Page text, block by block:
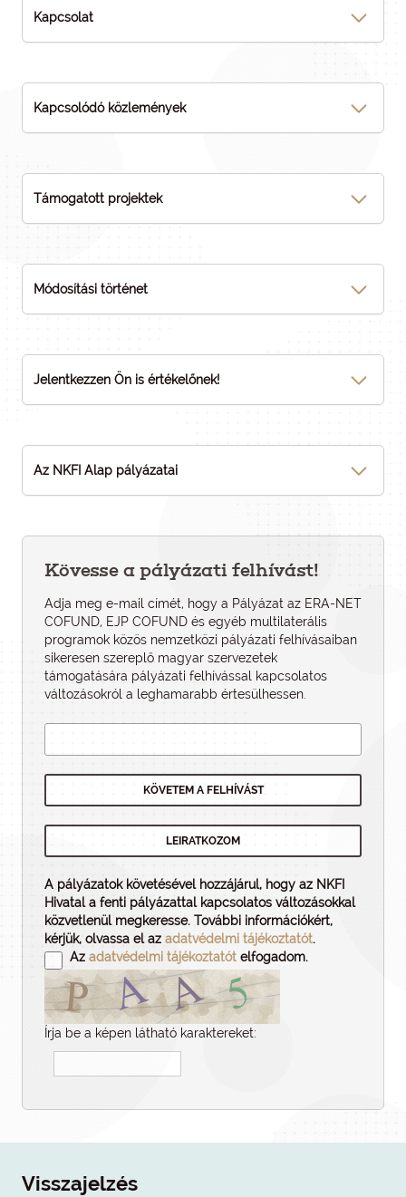
Kapcsolat
Kapcsolódó közlemények
Támogatott projektek
Módosítási történet
Jelentkezzen Ön is értékelőnek!
Az NKFI Alap pályázatai
Kövesse a pályázati felhívást!
Adja meg e-mail címét, hogy a Pályázat az ERA-NET
COFUND, EJP COFUND és egyéb multilaterális
programok közös nemzetközi pályázati felhívásaiban
sikeresen szereplő magyar szervezetek
támogatására pályázati felhí­vással kapcsolatos
változásokról a leghamarabb értesülhessen.
A pályázatok követésével hozzájárul, hogy az NKFI
Hivatal a fenti pályázattal kapcsolatos változásokkal
közvetlenül megkeresse. További információkért,
kérjük, olvassa el az adatvédelmi tájékoztatót.
Az adatvédelmi tájékoztatót elfogadom.
Írja be a képen látható karaktereket:
Visszajelzés